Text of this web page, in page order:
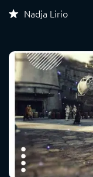
Nadja Lirio